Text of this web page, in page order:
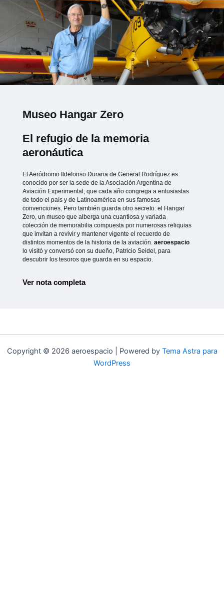
Museo Hangar Zero
El refugio de la memoria
aeronáutica
El Aeródromo Ildefonso Durana de General Rodríguez es
conocido por ser la sede de la Asociación Argentina de
Aviación Experimental, que cada año congrega a entusiastas
de todo el país y de Latinoamérica en sus famosas
convenciones. Pero también guarda otro secreto: el Hangar
Zero, un museo que alberga una cuantiosa y variada
colección de memorabilia compuesta por numerosas reliquias
que invitan a revivir y mantener vigente el recuerdo de
distintos momentos de la historia de la aviación. aeroespacio
lo visitó y conversó con su dueño, Patricio Seidel, para
descubrir los tesoros que guarda en su espacio.
Ver nota completa
Copyright © 2026 aeroespacio | Powered by Tema Astra para
WordPress